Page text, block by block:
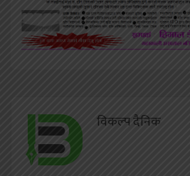
विकल्प दैनिक